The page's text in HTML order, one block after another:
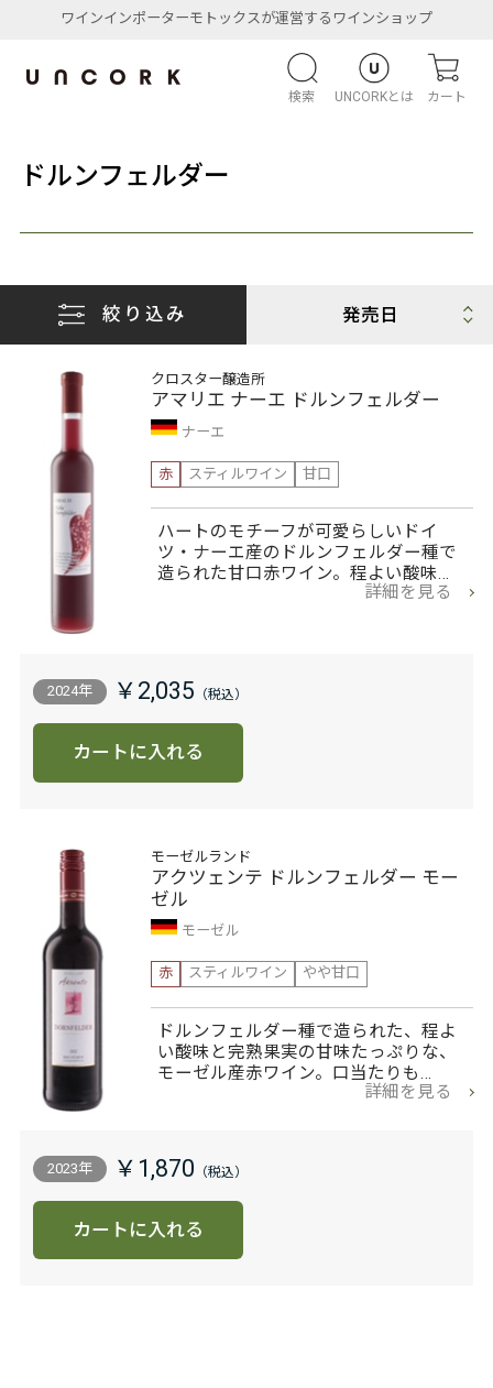
ワインインポーターモトックスが運営するワインショップ
検索 UNCORKとは カート
ドルンフェルダー
絞り込み
クロスター醸造所
アマリエ ナーエ ドルンフェルダー
ナーエ
赤
スティルワイン 甘口
ハートのモチーフが可愛らしいドイ
ツ・ナーエ産のドルンフェルダー種で
造られた甘口赤ワイン。程よい酸味…
詳細を見る
2024年 ￥2,035
カートに入れる
モーゼルランド
アクツェンテ ドルンフェルダー モー
ゼル
モーゼル
赤
スティルワイン やや甘口
ドルンフェルダー種で造られた、程よ
い酸味と完熟果実の甘味たっぷりな、
モーゼル産赤ワイン。口当たりも…
詳細を見る
2023年 ￥1,870
カートに入れる